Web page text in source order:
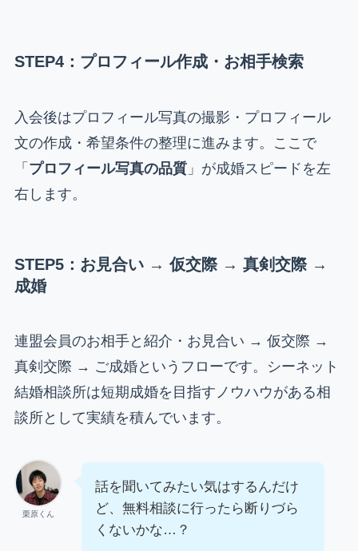
STEP4：プロフィール作成・お相手検索
入会後はプロフィール写真の撮影・プロフィール
文の作成・希望条件の整理に進みます。ここで
「 プロフィール写真の品質」が成婚スピードを左
右します。
STEP5：お見合い → 仮交際 → 真剣交際 →
成婚
連盟会員のお相手と紹介・お見合い → 仮交際 →
真剣交際 → ご成婚というフローです。シーネット
結婚相談所は短期成婚を目指すノウハウがある相
談所として実績を積んでいます。
栗原くん
話を聞いてみたい気はするんだけ
ど、無料相談に行ったら断りづら
くないかな…？